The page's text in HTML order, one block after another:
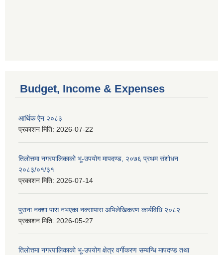
Budget, Income & Expenses
आर्थिक ऐन २०८३
प्रकाशन मिति: 2026-07-22
तिलोत्तमा नगरपालिकाको भू-उपयोग मापदण्ड, २०७६ प्रथम संशोधन
२०८३/०१/३१
प्रकाशन मिति: 2026-07-14
पुराना नक्शा पास नभएका नक्सापास अभिलेखिकरण कार्यविधि २०८२
प्रकाशन मिति: 2026-05-27
तिलोत्तमा नगरपालिकाको भू-उपयोग क्षेत्र वर्गीकरण सम्बन्धि मापदण्ड तथा